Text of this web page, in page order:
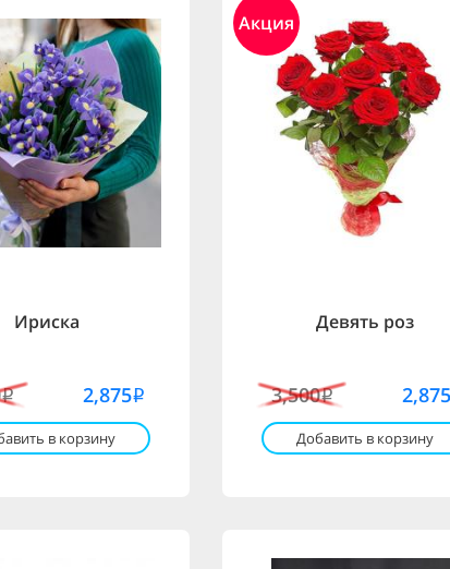
Ириска
i 2,875i
в корзину
Акция
Девять роз
3,500i 2,875
Добавить в корзину